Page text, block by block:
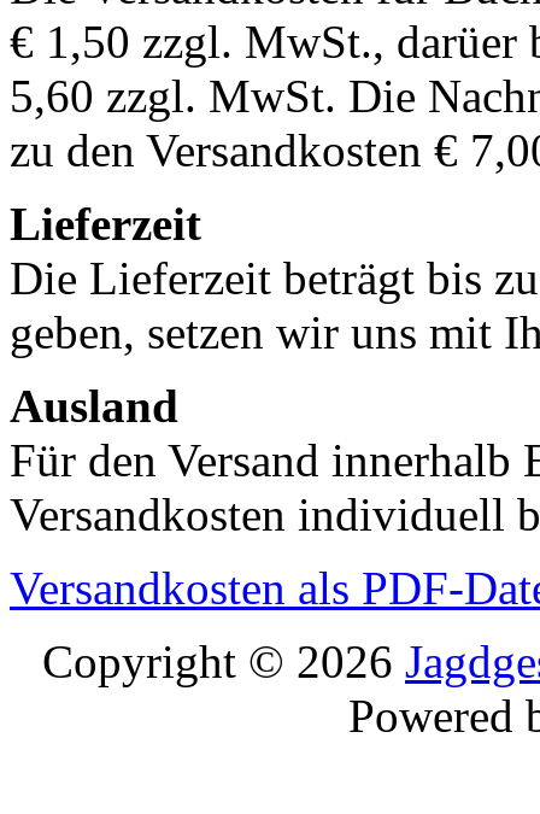
€ 1,50 zzgl. MwSt., darüer
5,60 zzgl. MwSt. Die
zu den Versandkosten €
Lieferzeit
Die Lieferzeit beträgt bis
geben, setzen wir uns mit
Ausland
Für den Versand innerhalb
Versandkosten individuell
Versandkosten als PDF-
Copyright © 2026
Powered